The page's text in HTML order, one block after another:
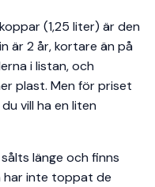
(1,25 liter) är den
är 2 år, kortare än på
i listan, och
plast. Men för priset
vill ha en liten
länge och finns
har inte toppat de